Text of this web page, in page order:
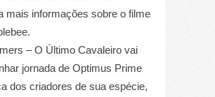
mais informações sobre o filme
– O Último Cavaleiro vai
jornada de Optimus Prime
dos criadores de sua espécie,